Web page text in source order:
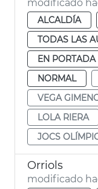
modificado
ALCALDÍA
TODAS LAS
EN PORTADA
NORMAL
VEGA
LOLA RIERA
JOCS
Orriols
modificado